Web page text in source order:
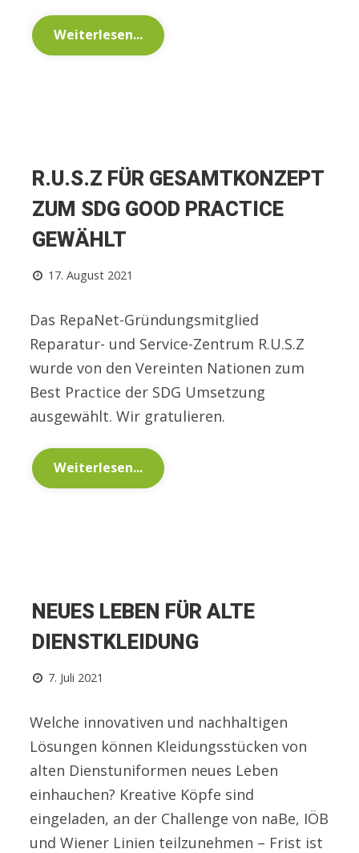
Weiterlesen...
R.U.S.Z FÜR GESAMTKONZEPT
ZUM SDG GOOD PRACTICE
GEWÄHLT
17. August 2021
Das RepaNet-Gründungsmitglied
Reparatur- und Service-Zentrum R.U.S.Z
wurde von den Vereinten Nationen zum
Best Practice der SDG Umsetzung
ausgewählt. Wir gratulieren.
Weiterlesen...
NEUES LEBEN FÜR ALTE
DIENSTKLEIDUNG
7. Juli 2021
Welche innovativen und nachhaltigen
Lösungen können Kleidungsstücken von
alten Dienstuniformen neues Leben
einhauchen? Kreative Köpfe sind
eingeladen, an der Challenge von naBe, IÖB
und Wiener Linien teilzunehmen – Frist ist